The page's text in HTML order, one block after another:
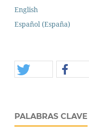
English
Español (España)
PALABRAS CLAVE